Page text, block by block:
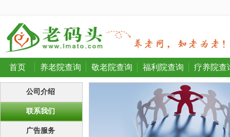
首页 养老院查询 敬老院查询 福利院查询 疗养院查
公司介绍
联系我们
广告服务